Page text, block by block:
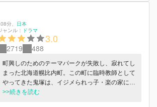
分
日本
ャンル：
ドラマ
3.0
2719 488
町興しのためのテーマパークが失敗し、寂れてし
まった北海道幌比内町。この町に臨時教師として
やってきた鬼塚は、イジメられっ子・楽の家に居
候しながらクラスの問題と向き合っていたが、ひ
>>続きを読む